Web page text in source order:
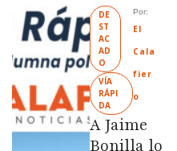
antecedente
s de
prescripción
positiva; uno
fue
revendido
329% por
DE
ST
AC
AD
O
VÍA
RÁPI
DA
Por:
El
Cala
fier
o
A Jaime
Bonilla lo